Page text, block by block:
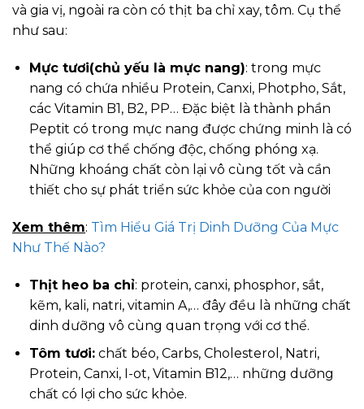
và gia vị, ngoài ra còn có thịt ba chỉ xay, tôm. Cụ thể
như sau:
Mực tươi(chủ yếu là mực nang): trong mực
nang có chứa nhiều Protein, Canxi, Photpho, Sắt,
các Vitamin B1, B2, PP… Đặc biệt là thành phần
Peptit có trong mực nang được chứng minh là có
thể giúp cơ thể chống độc, chống phóng xạ.
Những khoáng chất còn lại vô cùng tốt và cần
thiết cho sự phát triển sức khỏe của con người
Xem thêm: Tìm Hiểu Giá Trị Dinh Dưỡng Của Mực
Như Thế Nào?
Thịt heo ba chỉ: protein, canxi, phosphor, sắt,
kẽm, kali, natri, vitamin A,… đây đều là những chất
dinh dưỡng vô cùng quan trọng với cơ thể.
Tôm tươi:chất béo, Carbs, Cholesterol, Natri,
Protein, Canxi, I-ot, Vitamin B12,… những dưỡng
chất có lợi cho sức khỏe.